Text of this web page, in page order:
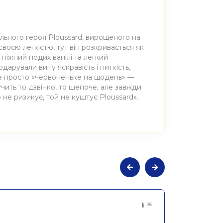
героя Ploussard, вирощеного на
легкістю, тут він розкривається як
подих ванілі та легкий
вину яскравість і питкість,
просто «червоненьке на щодень» —
то дзвінко, то шепоче, але завжди
ризикує, той не куштує Ploussard».
36